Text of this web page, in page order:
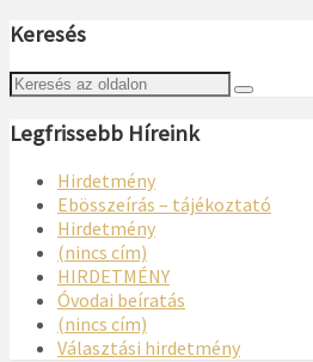
Keresés
Legfrissebb Híreink
Hirdetmény
Ebösszeírás – tájékoztató
Hirdetmény
(nincs cím)
HIRDETMÉNY
Óvodai beíratás
(nincs cím)
Választási hirdetmény